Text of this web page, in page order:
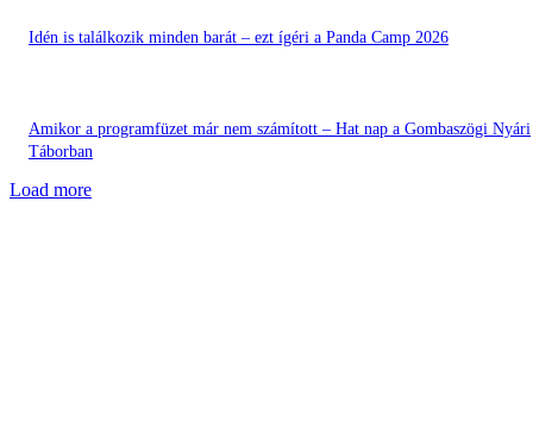
Idén is találkozik minden barát – ezt ígéri a Panda Camp 2026
Amikor a programfüzet már nem számított – Hat nap a Gombaszögi Nyári
Táborban
Load more